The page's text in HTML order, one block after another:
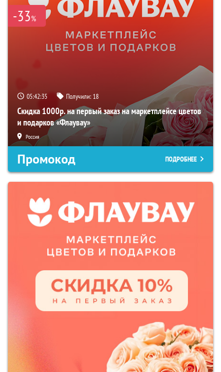
-33%
05:42:34 Получили: 18
Скидка 1000р. на первый заказ на маркетплейсе цветов
и подарков «Флаувау»
Россия
Промокод ПОДРОБНЕЕ